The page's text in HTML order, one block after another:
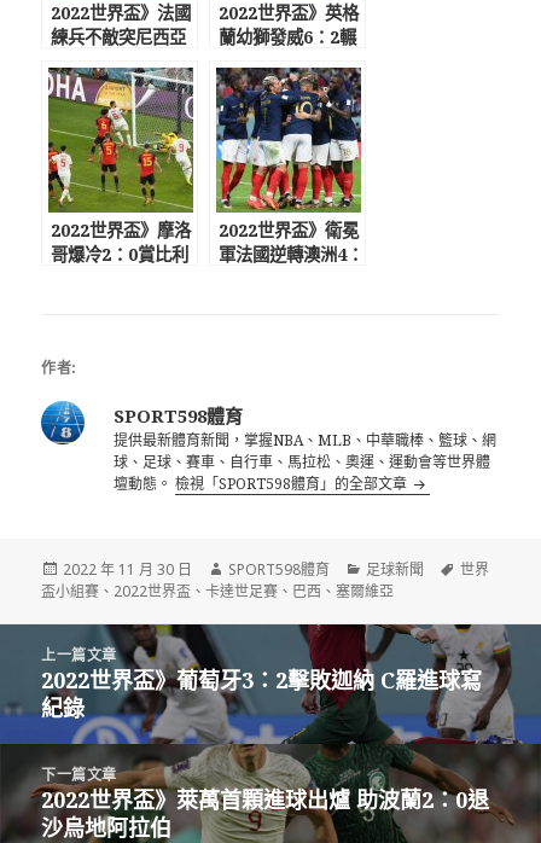
2022世界盃》法國
練兵不敵突尼西亞
2022世界盃》英格
蘭幼獅發威6：2輾
2022世界盃》摩洛
哥爆冷2：0賞比利
2022世界盃》衛冕
軍法國逆轉澳洲4：
作者:
SPORT598體育
提供最新體育新聞，掌握NBA、MLB、中華職棒、籃球、網
球、足球、賽車、自行車、馬拉松、奧運、運動會等世界體
壇動態。檢視「SPORT598體育」的全部文章
發
佈
2022 年 11 月 30 日
作
者
SPORT598體育
分
類
足球新聞
標
世界
盃小組賽 、 2022世界盃 、卡達世足賽 、 巴西 、塞爾維亞
上一篇文章
上
一
篇
文
章:
2022世界盃》葡萄牙3：2擊敗迦納 C羅進球寫
紀錄
下一篇文章
下
一
2022世界盃》萊萬首顆進球出爐 助波蘭2：0退
沙烏地阿拉伯